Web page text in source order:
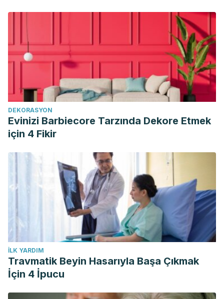
gastrointestinal disorders: A systematic review of clinical
. 2018;7(1):96–108. Published 2018 Nov
5. doi:10.1002/fsn3.807
Nicol, L. M., Rowlands, D. S., Fazakerly, R., & Kellett, J.
(2015). Curcumin supplementation likely attenuates delayed
onset muscle soreness (DOMS).
European Journal of
Applied Physiology,115(8), 1769–1777.
https://doi.org/10.1007/s00421-015-3152-6
Chin, K. Y. (2016, September 20). The spice for joint
osteoarthritis.
Drug Design, Development and Therapy.
Dove Medical Press Ltd.
https://doi.org/10.2147/DDDT.S117432
DEKORASYON
Evinizi Barbiecore Tarzında Dekore Etmek
için 4 Fikir
İLK YARDIM
Travmatik Beyin Hasarıyla Başa Çıkmak
İçin 4 İpucu